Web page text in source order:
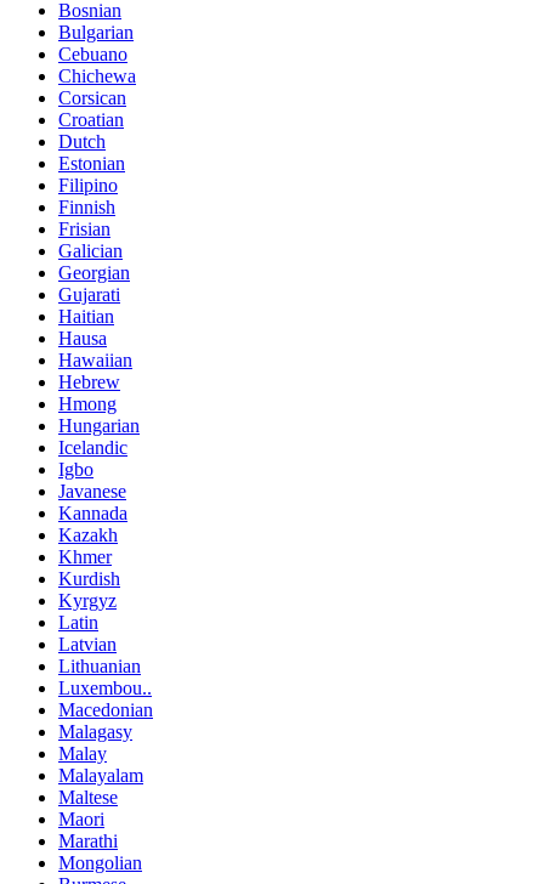
Bosnian
Bulgarian
Cebuano
Chichewa
Corsican
Croatian
Dutch
Estonian
Filipino
Finnish
Frisian
Galician
Georgian
Gujarati
Haitian
Hausa
Hawaiian
Hebrew
Hmong
Hungarian
Icelandic
Igbo
Javanese
Kannada
Kazakh
Khmer
Kurdish
Kyrgyz
Latin
Latvian
Lithuanian
Luxembou..
Macedonian
Malagasy
Malay
Malayalam
Maltese
Maori
Marathi
Mongolian